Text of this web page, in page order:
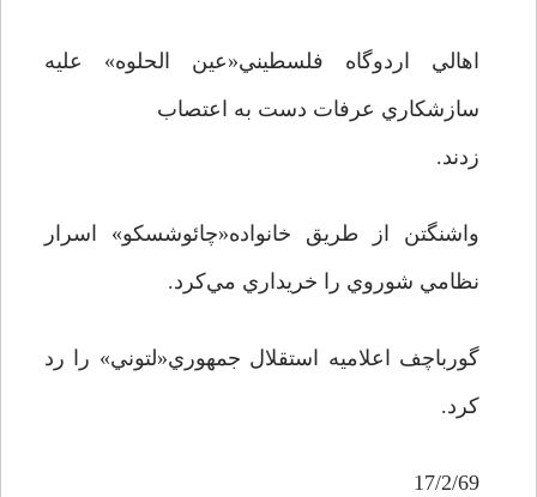
اهالي اردوگاه فلسطيني«عين الحلوه» عليه
سازشکاري عرفات دست به اعتصاب
زدند.
واشنگتن از طريق خانواده«چائوشسکو» اسرار
نظامي شوروي را خريداري مي‌کرد.
گورباچف اعلاميه استقلال جمهوري«لتوني» را رد
کرد.
17/2/69